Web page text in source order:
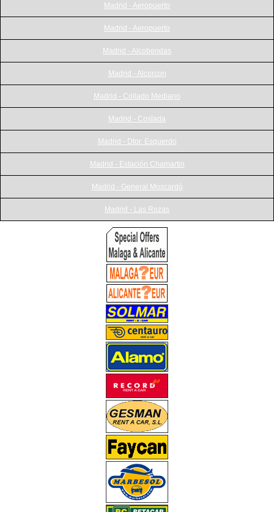
Madrid - Aeropuerto
Madrid - Aeropuerto
Madrid - Alcobendas
Madrid - Alcorcon
Madrid - Collado Mediano
Madrid - Coslada
Madrid - Dtor. Esquerdo
Madrid - Estación Chamartin
Madrid - General Moscardó
Madrid - Las Rozas